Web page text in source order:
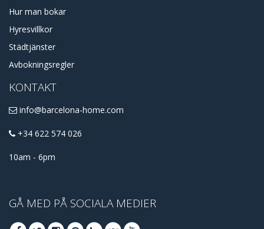
Hur man bokar
Hyresvillkor
Städtjänster
Avbokningsregler
KONTAKT
info@barcelona-home.com
+34 622 574 026
10am - 6pm
GÅ MED PÅ SOCIALA MEDIER